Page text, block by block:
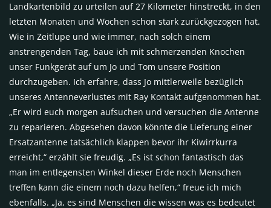
Landkartenbild zu urteilen auf 27 Kilometer hinstreckt, in den
letzten Monaten und Wochen schon stark zurückgezogen hat.
Wie in Zeitlupe und wie immer, nach solch einem
anstrengenden Tag, baue ich mit schmerzenden Knochen
unser Funkgerät auf um Jo und Tom unsere Position
durchzugeben. Ich erfahre, dass Jo mittlerweile bezüglich
unseres Antenneverlustes mit Ray Kontakt aufgenommen hat.
„Er wird euch morgen aufsuchen und versuchen die Antenne
zu reparieren. Abgesehen davon könnte die Lieferung einer
Ersatzantenne tatsächlich klappen bevor ihr Kiwirrkurra
erreicht,“ erzählt sie freudig. „Es ist schon fantastisch das
man im entlegensten Winkel dieser Erde noch Menschen
treffen kann die einem noch dazu helfen,“ freue ich mich
ebenfalls. „Ja, es sind Menschen die wissen was es bedeutet